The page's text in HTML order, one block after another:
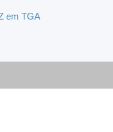
em TGA